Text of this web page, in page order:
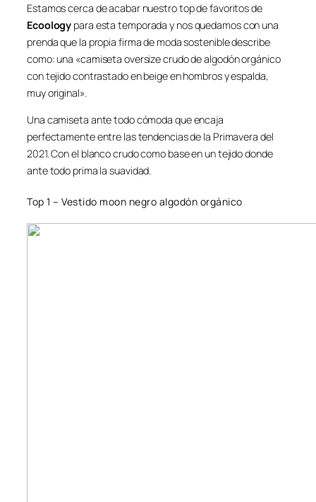
Estamos cerca de acabar nuestro top de favoritos de
Ecoology para esta temporada y nos quedamos con una
prenda que la propia firma de moda sostenible describe
como: una «camiseta oversize crudo de algodón orgánico
con tejido contrastado en beige en hombros y espalda,
muy original».
Una camiseta ante todo cómoda que encaja
perfectamente entre las tendencias de la Primavera del
2021. Con el blanco crudo como base en un tejido donde
ante todo prima la suavidad.
Top 1 – Vestido moon negro algodón orgánico